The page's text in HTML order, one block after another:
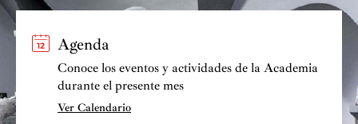
Academia
Agenda
Conoce los eventos y actividades de la Academia
durante el presente mes
Ver Calendario